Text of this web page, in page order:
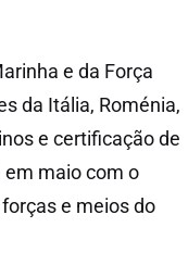
e da Força
da Itália, Roménia,
e certificação de
maio com o
e meios do